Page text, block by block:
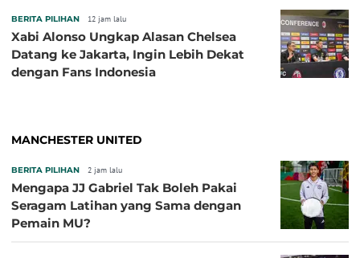
BERITA PILIHAN 12 jam lalu
Xabi Alonso Ungkap Alasan Chelsea
Datang ke Jakarta, Ingin Lebih Dekat
dengan Fans Indonesia
MANCHESTER UNITED
BERITA PILIHAN 2 jam lalu
Mengapa JJ Gabriel Tak Boleh Pakai
Seragam Latihan yang Sama dengan
Pemain MU?